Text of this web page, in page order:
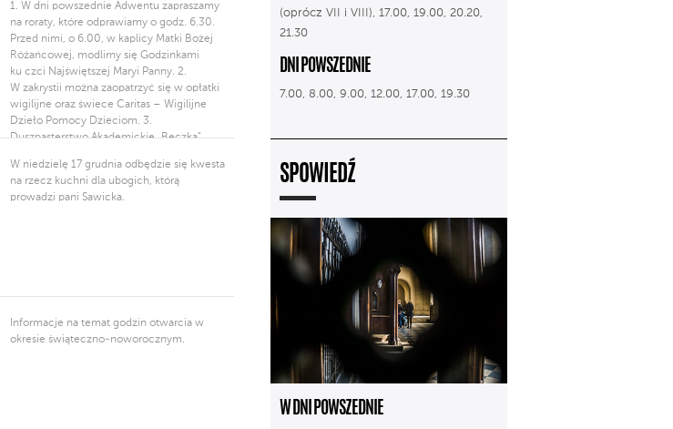
Pańskiego oraz 26 grudnia, w święto
św. Szczepana, Msze św. będziemy
odprawiali według porządku niedzielnego.
4. W zakrystii […]
1. W dni powszednie Adwentu zapraszamy
na roraty, które odprawiamy o godz. 6.30.
Przed nimi, o 6.00, w kaplicy Matki Bożej
Różańcowej, modlimy się Godzinkami
ku czci Najświętszej Maryi Panny. 2.
W zakrystii można zaopatrzyć się w opłatki
wigilijne oraz świece Caritas – Wigilijne
Dzieło Pomocy Dzieciom. 3.
Duszpasterstwo Akademickie „Beczka”
pt. „Bądź prorokiem: szykuj drogę.Jan
Chrzciciel i Boski challenge”, które
wygłoszą s. Anna Maria […]
W niedzielę 17 grudnia odbędzie się kwesta
na rzecz kuchni dla ubogich, którą
prowadzi pani Sawicka.
Informacje na temat godzin otwarcia w
okresie świąteczno-noworocznym.
(oprócz VII i VIII), 17.00, 19.00, 20.20,
21.30
DNI POWSZEDNIE
7.00, 8.00, 9.00, 12.00, 17.00, 19.30
SPOWIEDŹ
W DNI POWSZEDNIE